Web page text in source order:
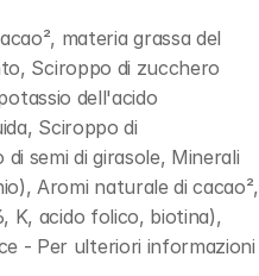
materia grassa del
Sciroppo di zucchero
dell'acido
Sciroppo di
semi di girasole, Minerali
Aromi naturale di cacao²,
K, acido folico, biotina),
- Per ulteriori informazioni